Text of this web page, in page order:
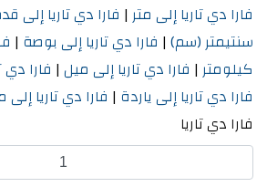
فارا دي تاريا إلى متر | فارا دي تاريا إلى
سنتيمتر (سم) | فارا دي تاريا إلى بوصة |
كيلومتر | فارا دي تاريا إلى ميل | فارا دي
فارا دي تاريا إلى ياردة | فارا دي تاريا
فارا دي تاريا